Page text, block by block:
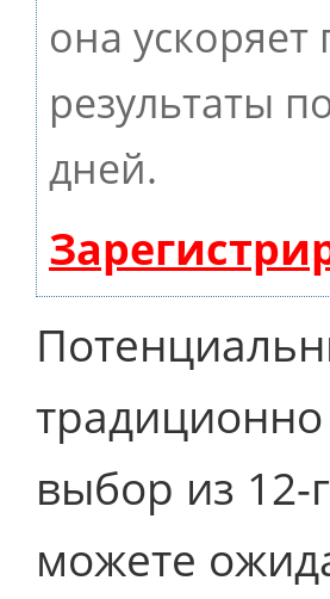
она
результаты
дней.
традиционно
выбор из 12-
можете